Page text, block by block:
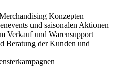
Konzepten
und saisonalen Aktionen
Verkauf und Warensupport
Beratung der Kunden und